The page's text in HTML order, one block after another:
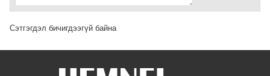
Сэтгэгдэл бичигдээгүй байна